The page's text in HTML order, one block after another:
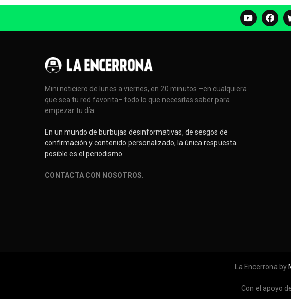
Mini noticiero de lunes a viernes, en 20 minutos –en cualquiera
que sea tu red favorita– todo lo que necesitas saber para
empezar tu día.
En un mundo de burbujas desinformativas, de sesgos de
confirmación y contenido personalizado, la única respuesta
posible es el periodismo.
CONTACTA CON NOSOTROS
La Encerrona by
Con el apoyo